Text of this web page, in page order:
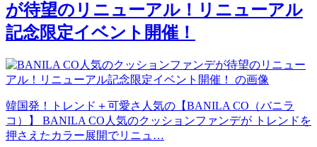
が待望のリニューアル！リニューアル
記念限定イベント開催！
韓国発！トレンド＋可愛さ人気の【BANILA CO（バニラ
コ）】 BANILA CO人気のクッションファンデが トレンドを
押さえたカラー展開でリニュ…